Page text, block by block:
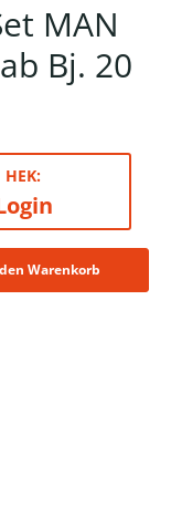
MAN
Bj. 20
HEK:
Warenkorb